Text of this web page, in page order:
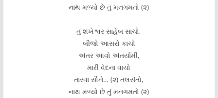
નાથ મળ્યો છે તું મનગમતો (૨)
તું શંખેશ્વર સાહેબ સાચો,
બીજો આસરો કાચો
અંતર આવો અંતર્યામી,
મારી વેદના વાચો
તારવા સૌને… (૨) તલસંતો,
નાથ મળ્યો છે તું મનગમતો (૨)